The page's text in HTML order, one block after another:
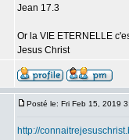
Jean 17.3
Or la VIE ETERNELLE
Jesus Christ
Posté le: Fri Feb 15, 2019
http://